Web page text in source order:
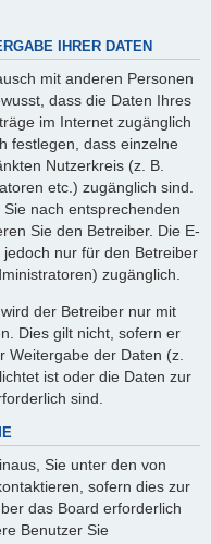
IHRER DATEN
mit anderen Personen
dass die Daten Ihres
im Internet zugänglich
festlegen, dass einzelne
Nutzerkreis (z. B.
etc.) zugänglich sind.
nach entsprechenden
Sie den Betreiber. Die E-
nur für den Betreiber
zugänglich.
der Betreiber nur mit
Dies gilt nicht, sofern er
Weitergabe der Daten (z.
ist oder die Daten zur
sind.
Sie unter den von
sofern dies zur
das Board erforderlich
Benutzer Sie